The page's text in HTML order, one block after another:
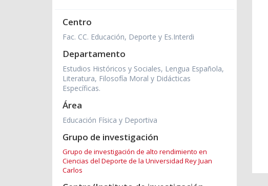
Centro
Fac. CC. Educación, Deporte y Es.Interdi
Departamento
Estudios Históricos y Sociales, Lengua Española,
Literatura, Filosofía Moral y Didácticas
Específicas.
Área
Educación Física y Deportiva
Grupo de investigación
Grupo de investigación de alto rendimiento en
Ciencias del Deporte de la Universidad Rey Juan
Carlos